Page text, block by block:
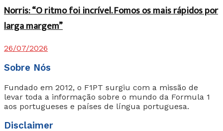
Norris: “O ritmo foi incrível. Fomos os mais rápidos por
larga margem”
26/07/2026
Sobre Nós
Fundado em 2012, o F1PT surgiu com a missão de
levar toda a informação sobre o mundo da Formula 1
aos portugueses e países de língua portuguesa.
Disclaimer